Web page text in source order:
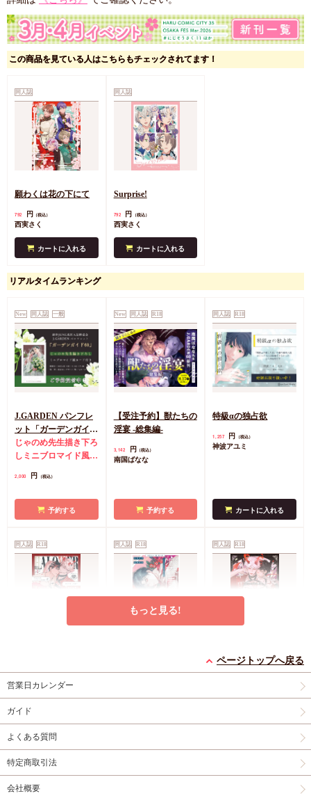
この商品を見ている人はこちらもチェックされてます！
同人誌
願わくは花の下にて
792 円 （税込）
西実さく
カートに入れる
同人誌
Surprise!
792 円 （税込）
西実さく
カートに入れる
リアルタイムランキング
New 同人誌 一般
J.GARDEN パンフレ
ット「ガーデンガイド
60」【特典付】
じゃのめ先生描き下ろ
しミニブロマイド風カ
2,000 円 （税込）
予約する
New 同人誌 R18
【受注予約】獣たちの
淫宴 -総集編-
3,142 円 （税込）
南国ばなな
予約する
同人誌 R18
特級αの独占欲
1,257 円 （税込）
神波アユミ
カートに入れる
同人誌 R18
使の底なしの愛なんか
に絆されない】
1,430
紅茶ティー
同人誌 R18 同人誌 R18
キスマーク】
New 同人誌 New 同人誌 同人誌 R18
もっと見る!
ページトップへ戻る
営業日カレンダー
ガイド
よくある質問
特定商取引法
会社概要